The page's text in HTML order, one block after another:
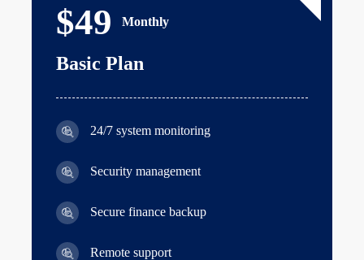
$49 Monthly
Basic Plan
24/7 system monitoring
Security management
Secure finance backup
Remote support